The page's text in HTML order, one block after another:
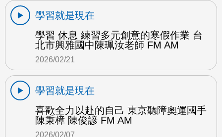
學習就是現在
學習 休息 練習多元創意的寒假作業 台
北市興雅國中陳珮汝老師 FM AM
2026/02/21
學習就是現在
喜歡全力以赴的自己 東京聽障奧運國手
陳秉樟 陳俊諺 FM AM
2026/02/07